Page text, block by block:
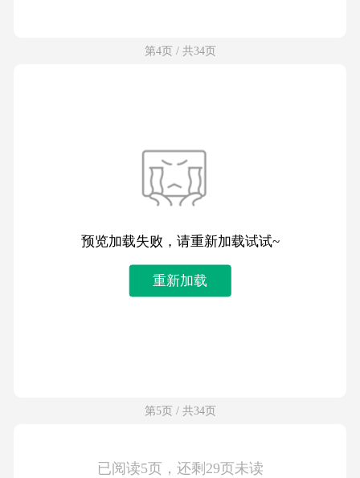
第4页 / 共34页
预览加载失败，请重新加载试试~
重新加载
第5页 / 共34页
已阅读5页，还剩29页未读